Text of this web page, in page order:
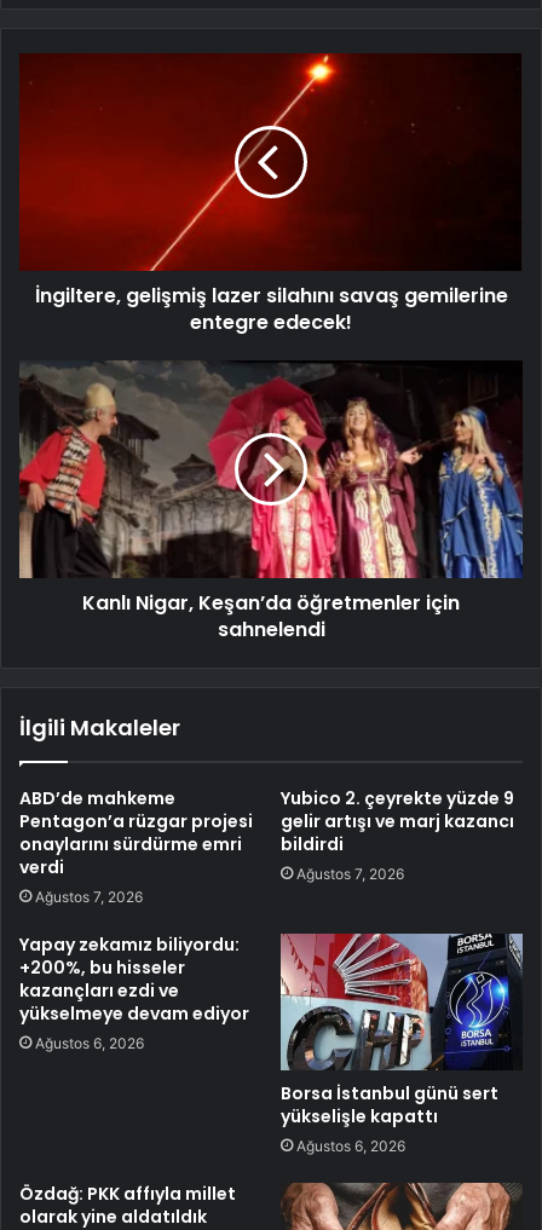
İngiltere, gelişmiş lazer silahını savaş gemilerine
entegre edecek!
Kanlı Nigar, Keşan’da öğretmenler için
sahnelendi
İlgili Makaleler
ABD’de mahkeme
Pentagon’a rüzgar projesi
onaylarını sürdürme emri
verdi
Ağustos 7, 2026
Yubico 2. çeyrekte yüzde 9
gelir artışı ve marj kazancı
bildirdi
Ağustos 7, 2026
Yapay zekamız biliyordu:
+200%, bu hisseler
kazançları ezdi ve
yükselmeye devam ediyor
Ağustos 6, 2026
Borsa İstanbul günü sert
yükselişle kapattı
Ağustos 6, 2026
Özdağ: PKK affıyla millet
olarak yine aldatıldık